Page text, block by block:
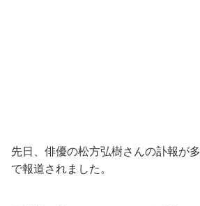
先日、俳優の松方弘樹さんの訃報が
で報道されました。